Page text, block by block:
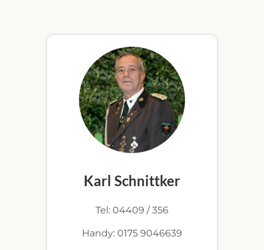
Karl Schnittker
Tel: 04409 / 356
Handy: 0175 9046639